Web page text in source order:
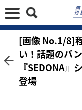
[画像 No.1/8]
い！話題のバ
『SEDONA』
登場